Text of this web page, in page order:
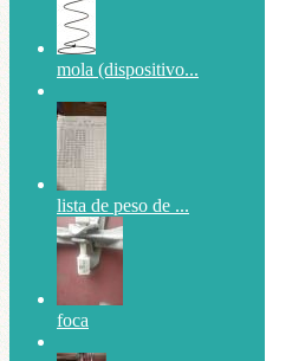
mola (dispositivo...
lista de peso de ...
foca